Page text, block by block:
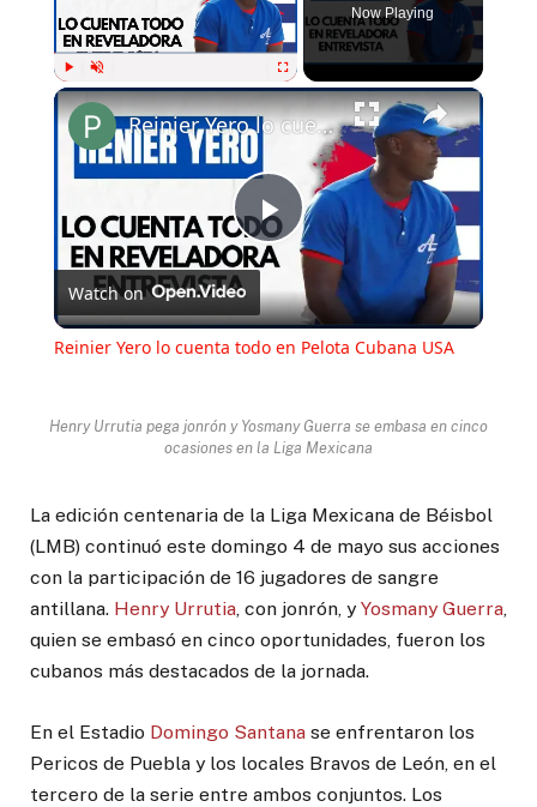
Play Unmute Fullscreen
Now Playing
×
Play
Video
Reinier Yero lo cuenta todo en Pelota Cubana USA
Watch on
Reinier Yero lo cuenta todo en Pelota Cubana USA
Henry Urrutia pega jonrón y Yosmany Guerra se embasa en cinco
ocasiones en la Liga Mexicana
La edición centenaria de la Liga Mexicana de Béisbol
(LMB) continuó este domingo 4 de mayo sus acciones
con la participación de 16 jugadores de sangre
antillana. Henry Urrutia, con jonrón, y Yosmany Guerra,
quien se embasó en cinco oportunidades, fueron los
cubanos más destacados de la jornada.
En el Estadio Domingo Santana se enfrentaron los
Pericos de Puebla y los locales Bravos de León, en el
tercero de la serie entre ambos conjuntos. Los